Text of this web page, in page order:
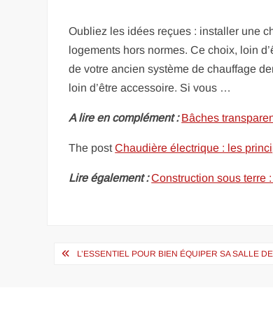
Oubliez les idées reçues : installer une
logements hors normes. Ce choix, loin
de votre ancien système de chauffage
loin d’être accessoire. Si vous …
A lire en complément : Bâches
The postChaudière électrique : les
Lire également : Construction sous terre
Navigation
L’ESSENTIEL POUR BIEN ÉQUIPER SA SALLE